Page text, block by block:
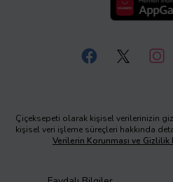
Çiçeksepeti olarak kişisel verilerinizin
kişisel veri işleme süreçleri hakkında
Verilerin Korunması ve Gizlilik